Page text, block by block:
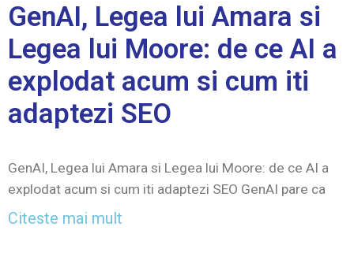
GenAI, Legea lui Amara si
Legea lui Moore: de ce AI a
explodat acum si cum iti
adaptezi SEO
GenAI, Legea lui Amara si Legea lui Moore: de ce AI a
explodat acum si cum iti adaptezi SEO GenAI pare ca
Citeste mai mult